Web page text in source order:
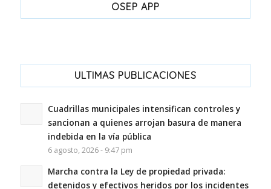
OSEP APP
ULTIMAS PUBLICACIONES
Cuadrillas municipales intensifican controles y
sancionan a quienes arrojan basura de manera
indebida en la vía pública
6 agosto, 2026 - 9:47 pm
Marcha contra la Ley de propiedad privada:
detenidos y efectivos heridos por los incidentes